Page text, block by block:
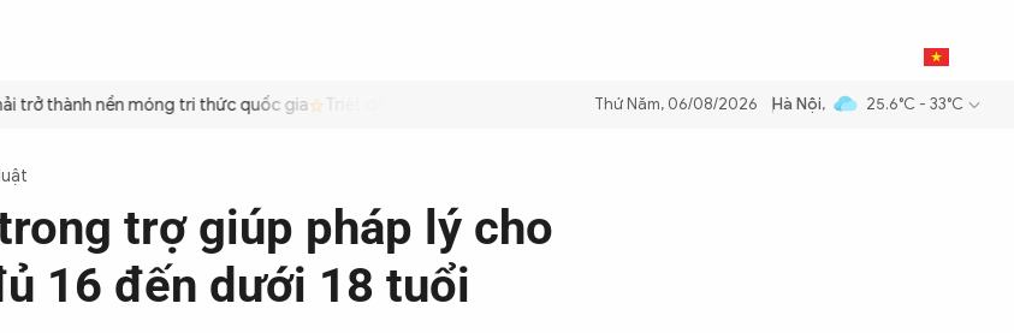
trở thành nền móng tri thức quốc gia Triệt để tiết kiệm xăng dầu để đảm bảo an ninh năng lượng quốc gia Thực hiện Nghị
Thứ Năm, 06/08/2026 Hà Nội, 25.6°C - 33°C
trợ giúp pháp lý cho
16 đến dưới 18 tuổi